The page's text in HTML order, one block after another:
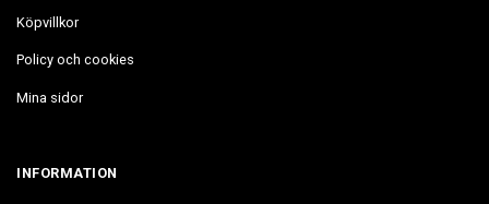
Köpvillkor
Policy och cookies
Mina sidor
INFORMATION